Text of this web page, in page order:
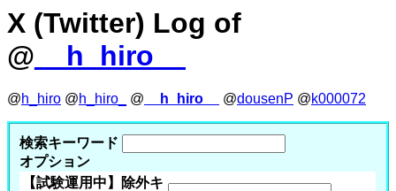
X (Twitter) Log of
@ __h_hiro__
@h_hiro @h_hiro_ @ __h_hiro__ @dousenP @k000072
検索キーワード
オプション
【試験運用中】除外キ